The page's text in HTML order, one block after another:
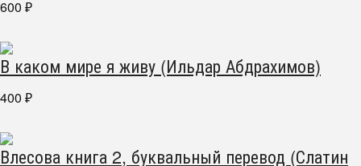
600 ₽
В каком мире я живу (Ильдар Абдрахимов)
400 ₽
Влесова книга 2, буквальный перевод (Слатин